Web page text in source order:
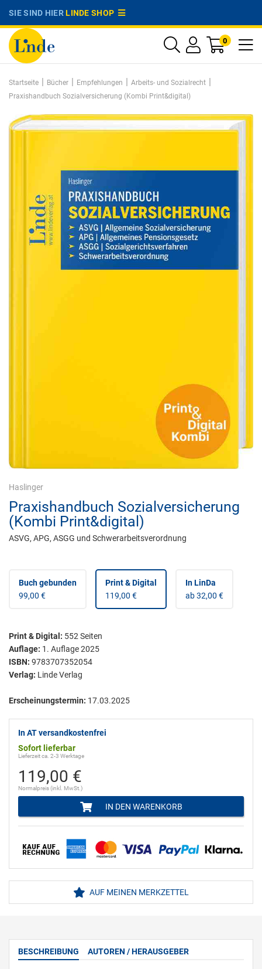
SIE SIND HIERLINDE SHOP
0
Startseite | Bücher | Empfehlungen | Arbeits- und Sozialrecht |
Praxishandbuch Sozialversicherung (Kombi Print&digital)
Haslinger
Praxishandbuch Sozialversicherung
(Kombi Print&digital)
ASVG, APG, ASGG und Schwerarbeitsverordnung
Buch gebunden
99,00 €
Print & Digital
119,00 €
In LinDa
ab 32,00 €
Print & Digital : 552Seiten
Auflage: 1. Auflage 2025
ISBN: 9783707352054
Verlag: Linde Verlag
Erscheinungstermin: 17.03.2025
In AT versandkostenfrei
Sofort lieferbar
Lieferzeit ca. 2-3 Werktage
119,00 €
Normalpreis (inkl. MwSt.)
IN DEN WARENKORB
AUF MEINEN MERKZETTEL
BESCHREIBUNG AUTOREN / HERAUSGEBER